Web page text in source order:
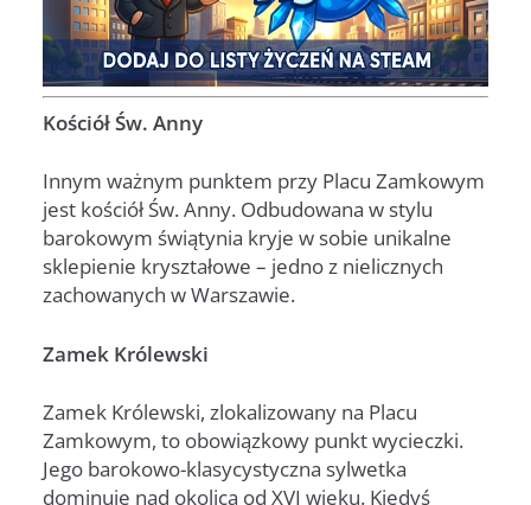
Kościół Św. Anny
Innym ważnym punktem przy Placu Zamkowym
jest kościół Św. Anny. Odbudowana w stylu
barokowym świątynia kryje w sobie unikalne
sklepienie kryształowe – jedno z nielicznych
zachowanych w Warszawie.
Zamek Królewski
Zamek Królewski, zlokalizowany na Placu
Zamkowym, to obowiązkowy punkt wycieczki.
Jego barokowo-klasycystyczna sylwetka
dominuje nad okolicą od XVI wieku. Kiedyś